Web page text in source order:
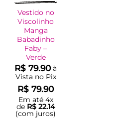
Vestido no
Viscolinho
Manga
Babadinho
Faby –
Verde
R$ 79.90 à
Vista no Pix
R$ 79.90
Em até 4x
de R$ 22.14
(com juros)